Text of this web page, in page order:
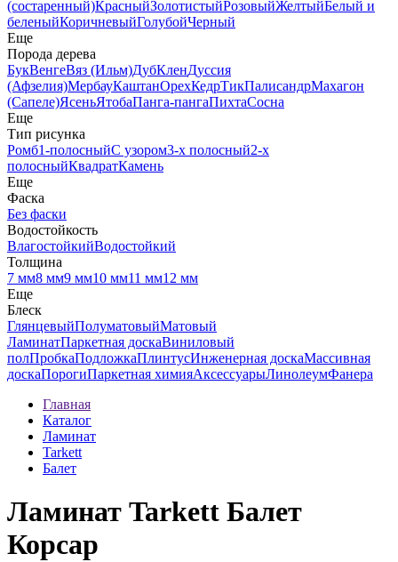
(состаренный)КрасныйЗолотистыйРозовыйЖелтыйБелый и
беленыйКоричневыйГолубойЧерный
Еще
Порода дерева
БукВенгеВяз (Ильм)ДубКленДуссия
(Афзелия)МербауКаштанОрехКедрТикПалисандрМахагон
(Сапеле)ЯсеньЯтобаПанга-пангаПихтаСосна
Еще
Тип рисунка
Ромб1-полосныйС узором3-х полосный2-х
полосныйКвадратКамень
Еще
Фаска
Без фаски
Водостойкость
ВлагостойкийВодостойкий
Толщина
7 мм8 мм9 мм10 мм11 мм12 мм
Еще
Блеск
ГлянцевыйПолуматовыйМатовый
ЛаминатПаркетная доскаВиниловый
полПробкаПодложкаПлинтусИнженерная доскаМассивная
доскаПорогиПаркетная химияАксессуарыЛинолеумФанера
Главная
Каталог
Ламинат
Tarkett
Балет
Ламинат Tarkett Балет
Корсар